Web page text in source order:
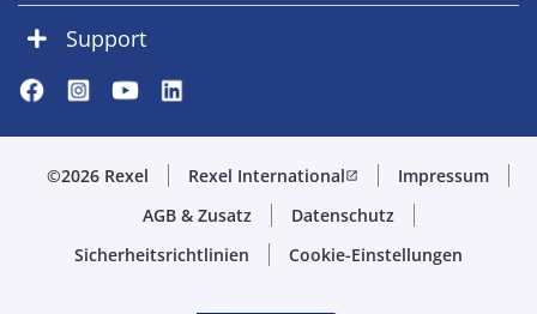
Support
©2026 Rexel Rexel Internationalopen_in_new
Impressum
AGB & Zusatz
Datenschutz
Sicherheitsrichtlinien
Cookie-Einstellungen